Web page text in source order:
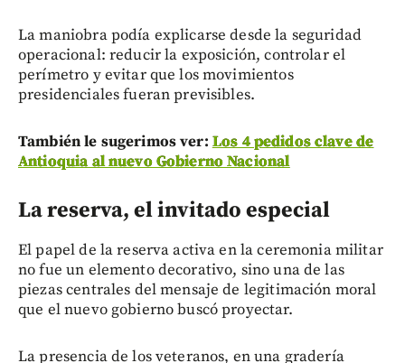
La maniobra podía explicarse desde la seguridad
operacional: reducir la exposición, controlar el
perímetro y evitar que los movimientos
presidenciales fueran previsibles.
También le sugerimos ver: Los 4 pedidos clave de
Antioquia al nuevo Gobierno Nacional
La reserva, el invitado especial
El papel de la reserva activa en la ceremonia militar
no fue un elemento decorativo, sino una de las
piezas centrales del mensaje de legitimación moral
que el nuevo gobierno buscó proyectar.
La presencia de los veteranos, en una gradería